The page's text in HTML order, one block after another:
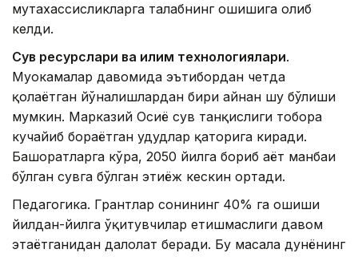
мутахассисликларга талабнинг ошишига олиб
келди.
Сув ресурслари ва иқлим технологиялари.
Муҳокамалар давомида эътибордан четда
қолаётган йўналишлардан бири айнан шу бўлиши
мумкин. Марказий Осиё сув танқислиги тобора
кучайиб бораётган ҳудудлар қаторига киради.
Башоратларга кўра, 2050 йилга бориб ҳаёт манбаи
бўлган сувга бўлган эҳтиёж кескин ортади.
Педагогика. Грантлар сонининг 40% га ошиши
йилдан-йилга ўқитувчилар етишмаслиги давом
этаётганидан далолат беради. Бу масала дунёнинг